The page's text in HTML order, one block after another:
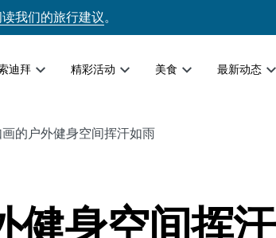
我们的旅行建议。
迪拜 精彩活动 美食 最新动态
的户外健身空间挥汗如雨